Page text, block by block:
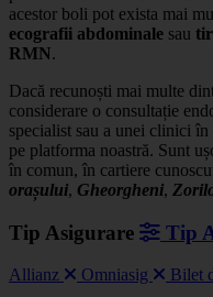
acestor boli pot exista mai
ecografii abdominale sau
RMN.
Dacă recunoști mai multe
considerare o consultație
specialist sau a unei clinici în
pe platforma noastră. Sunt
în comun, în cartiere
orașului, Gheorgheni,
Tip Asigurare Tip
Allianz Omniasig Bilet